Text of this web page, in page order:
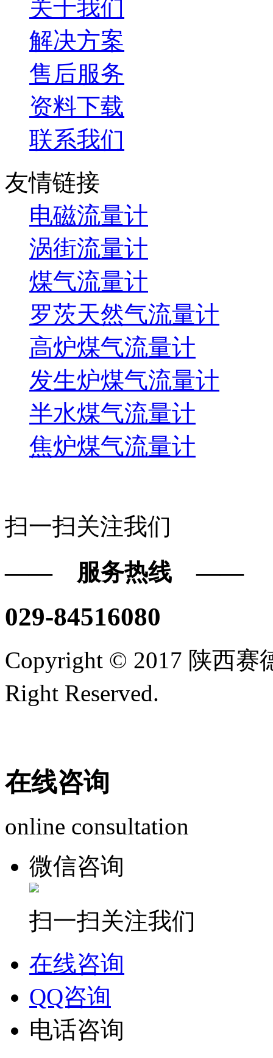
关于我们
解决方案
售后服务
资料下载
联系我们
友情链接
电磁流量计
涡街流量计
煤气流量计
罗茨天然气流量计
高炉煤气流量计
发生炉煤气流量计
半水煤气流量计
焦炉煤气流量计
扫一扫关注我们
—— 服务热线 ——
029-84516080
Copyright © 2017 陕西
Right Reserved.
在线咨询
online consultation
微信咨询
扫一扫关注我们
在线咨询
QQ咨询
电话咨询